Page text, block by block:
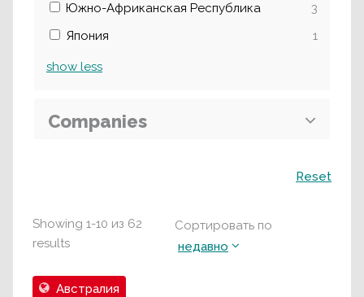
Showing 1-10 из 62
results
Сортировать по
недавно
Австралия
Южно-Африканская Республика
3
Япония
1
show less
Companies
Reset